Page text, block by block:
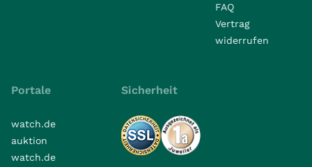
FAQ
Vertrag
widerrufen
Portale
watch.de
auktion
watch.de
Sicherheit